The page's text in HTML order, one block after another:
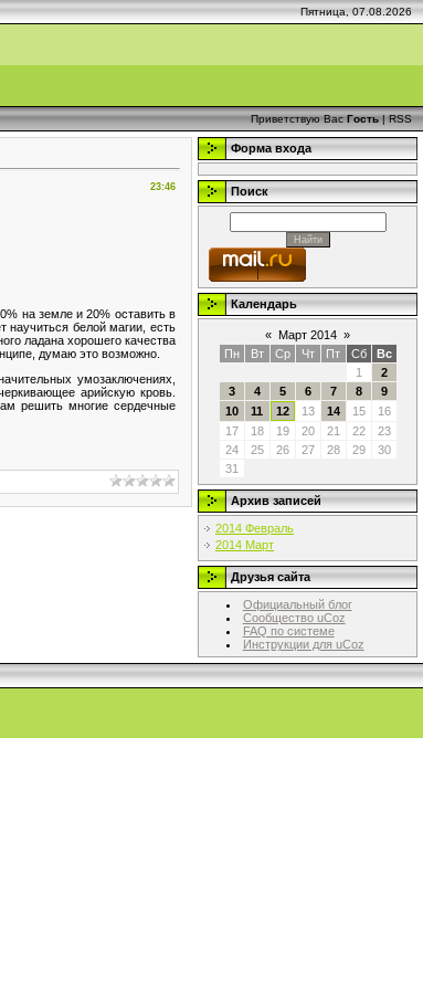
Пятница, 07.08.2026
Приветствую Вас Гость|RSS
23:46
на земле и 20% оставить в
научиться белой магии, есть
ладана хорошего качества
думаю это возможно.
умозаключениях,
арийскую кровь.
решить многие сердечные
Форма входа
Поиск
Календарь
« Март 2014 »
Пн
Вт Ср Чт Пт Сб
Вс
1
2
3
4 5 6 7 8
9
10
11 12 13 14 15
16
17
18 19 20 21 22
23
24
25 26 27 28 29
30
31
Архив записей
2014 Февраль
2014 Март
Друзья сайта
Официальный блог
Сообщество uCoz
FAQ по системе
Инструкции для uCoz